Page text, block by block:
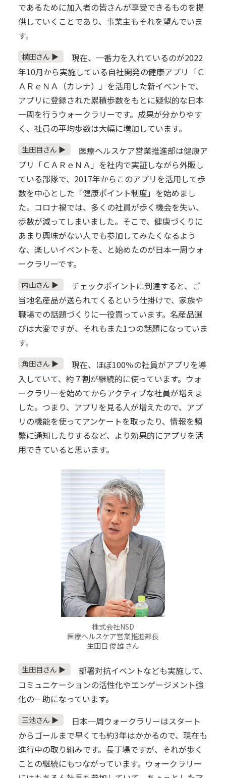
であるために加入者の皆さんが享受できるものを提
供していくことであり、事業主もそれを望んでいま
す。
横田さん ▶
現在、一番力を入れているのが2022
年10月から実施している自社開発の健康アプリ「Ｃ
ＡＲｅＮＡ（カレナ）」を活用した新イベントで、
アプリに登録された累積歩数をもとに疑似的な日本
一周を行うウォークラリーです。成果が分かりやす
く、社員の平均歩数は大幅に増加しています。
生田目さん ▶
医療ヘルスケア営業推進部は健康ア
プリ「ＣＡＲｅＮＡ」を社内で実証しながら外販し
ている部隊で、2017年からこのアプリを活用して歩
数を中心とした「健康ポイント制度」を始めまし
た。コロナ禍では、多くの社員が歩く機会を失い、
歩数が減ってしまいました。そこで、健康づくりに
あまり興味がない人でも参加してみたくなるよう
な、楽しいイベントを、と始めたのが日本一周ウォ
ークラリーです。
内山さん ▶
チェックポイントに到達すると、ご
当地名産品が送られてくるという仕掛けで、家族や
職場での話題づくりに一役買っています。名産品選
びは大変ですが、それもまた1つの話題になっていま
す。
角田さん ▶
現在、ほぼ100％の社員がアプリを導
入していて、約７割が継続的に使っています。ウォ
ークラリーを始めてからアクティブな社員が増えま
した。つまり、アプリを見る人が増えたので、アプ
リの機能を使ってアンケートを取ったり、情報を頻
繁に通知したりするなど、より効果的にアプリを活
用できていると思います。
株式会社NSD
医療ヘルスケア営業推進部長
生田目 俊雄 さん
生田目さん ▶
部署対抗イベントなども実施して、
コミュニケーションの活性化やエンゲージメント強
化の一助になっています。
三池さん ▶
日本一周ウォークラリーはスタート
からゴールまで早くても約3年はかかるので、現在も
進行中の取り組みです。長丁場ですが、それが歩く
ことの継続にもつながっています。ウォークラリー